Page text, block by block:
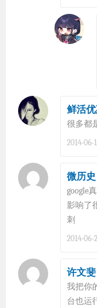
鲜活
很多都
2014-06-
微历史
google
影响了
刺
2014-06-
许文斐
我把你
台也运